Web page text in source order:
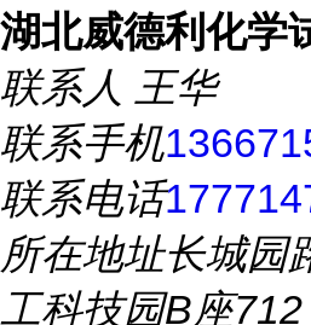
湖北威德利化学
联系人 王华
联系手机
联系电话
所在地址长城园
工科技园B座712